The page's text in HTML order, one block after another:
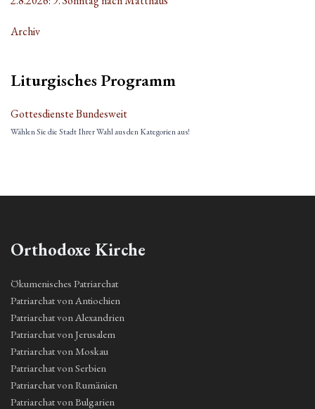
Archiv
Liturgisches Programm
Gottesdienste Bundesweit
Wählen Sie die Stadt Ihrer Wahl aus den Kategorien aus!
Orthodoxe Kirche
Ökumenisches Patriarchat
Patriarchat von Antiochien
Patriarchat von Alexandrien
Patriarchat von Jerusalem
Patriarchat von Moskau
Patriarchat von Serbien
Patriarchat von Rumänien
Patriarchat von Bulgarien